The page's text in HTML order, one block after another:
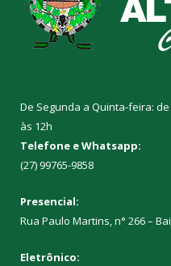
De Segunda a Quinta-feira:
às 12h
Telefone e Whatsapp:
(27) 99765-9858
Presencial:
Rua Paulo Martins, n° 266 –
Eletrônico: